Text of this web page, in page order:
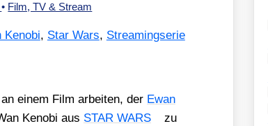
• Film, TV & Stream
Kenobi, Star Wars, Streamingserie
einem Film arbei­ten, der Ewan
Kenobi aus STAR WARS
zu